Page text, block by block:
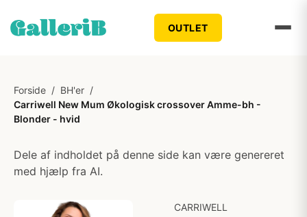
OUTLET
Forside / BH'er /
Carriwell New Mum Økologisk crossover Amme-bh -
Blonder - hvid
Dele af indholdet på denne side kan være genereret
med hjælp fra AI.
CARRIWELL